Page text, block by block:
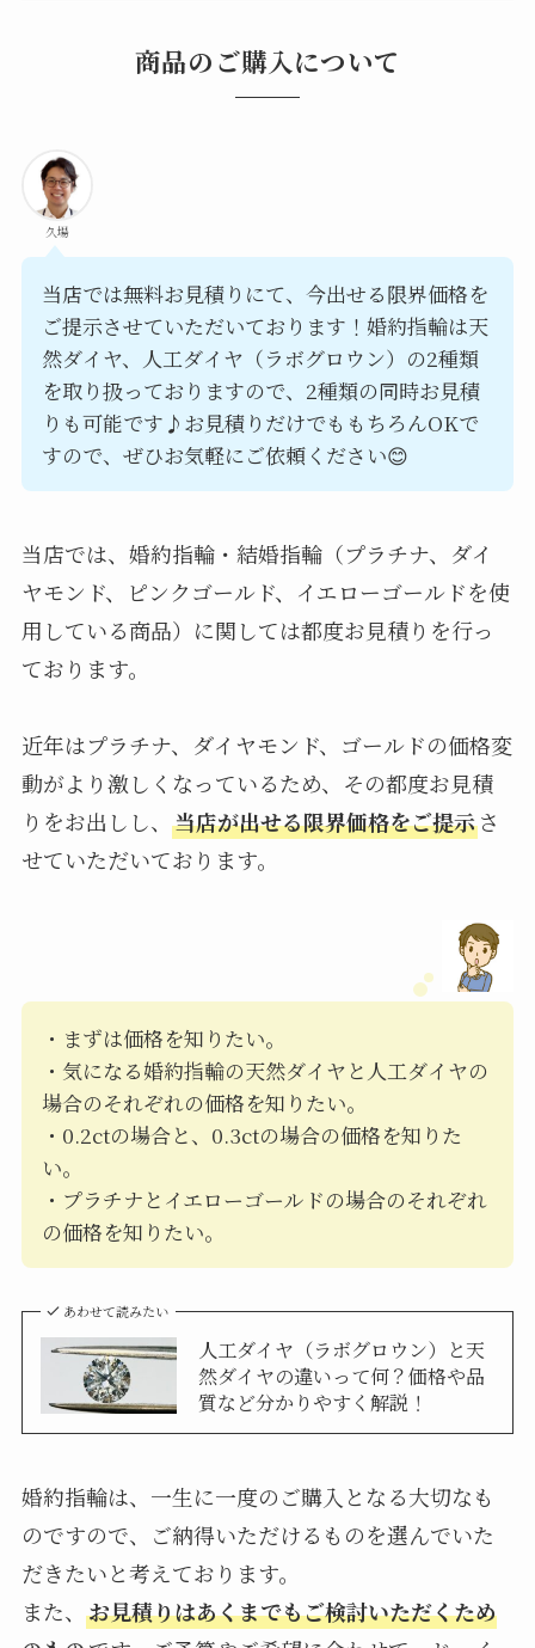
商品のご購入について
久場
当店では無料お見積りにて、今出せる限界価格を
ご提示させていただいております！婚約指輪は天
然ダイヤ、人工ダイヤ（ラボグロウン）の2種類
を取り扱っておりますので、2種類の同時お見積
りも可能です♪お見積りだけでももちろんOKで
すので、ぜひお気軽にご依頼ください😊
当店では、婚約指輪・結婚指輪（プラチナ、ダイ
ヤモンド、ピンクゴールド、イエローゴールドを使
用している商品）に関しては都度お見積りを行っ
ております。
近年はプラチナ、ダイヤモンド、ゴールドの価格変
動がより激しくなっているため、その都度お見積
りをお出しし、 当店が出せる限界価格をご提示さ
せていただいております。
・まずは価格を知りたい。
・気になる婚約指輪の天然ダイヤと人工ダイヤの
場合のそれぞれの価格を知りたい。
・0.2ctの場合と、0.3ctの場合の価格を知りた
い。
・プラチナとイエローゴールドの場合のそれぞれ
の価格を知りたい。
あわせて読みたい
人工ダイヤ（ラボグロウン）と天
然ダイヤの違いって何？価格や品
質など分かりやすく解説！
婚約指輪は、一生に一度のご購入となる大切なも
のですので、ご納得いただけるものを選んでいた
だきたいと考えております。
また、 お見積りはあくまでもご検討いただくため